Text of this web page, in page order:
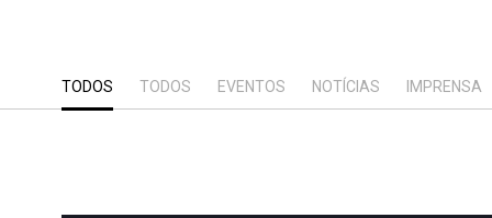
TODOS TODOS EVENTOS NOTÍCIAS IMPRENSA